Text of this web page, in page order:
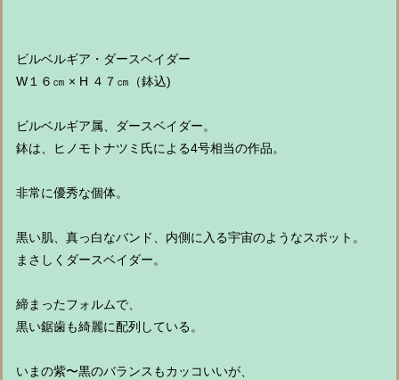
ビルベルギア・ダースベイダー
W１６㎝ × H ４７㎝（鉢込)
ビルベルギア属、ダースベイダー。
鉢は、ヒノモトナツミ氏による4号相当の作品。
非常に優秀な個体。
黒い肌、真っ白なバンド、内側に入る宇宙のようなスポット。
まさしくダースベイダー。
締まったフォルムで、
黒い鋸歯も綺麗に配列している。
いまの紫〜黒のバランスもカッコいいが、